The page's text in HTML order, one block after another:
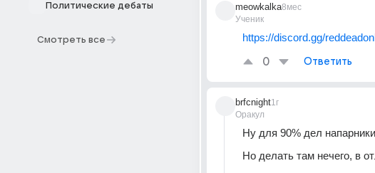
Политические дебаты
Смотреть все
meowkalka
Ученик
8мес
https://discord.gg/
0 Ответить
brfcnight
Оракул
1г
Ну для 90% дел
Но делать там нечего, в